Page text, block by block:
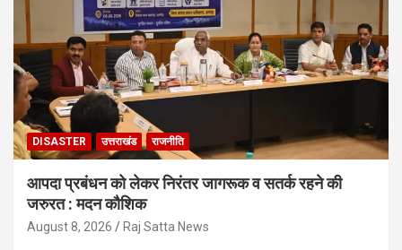
DISASTER उत्तराखंड राजनीति
आपदा प्रबंधन को लेकर निरंतर जागरूक व सतर्क रहने की
जरुरत : मदन कौशिक
August 8, 2026 Raj Satta News